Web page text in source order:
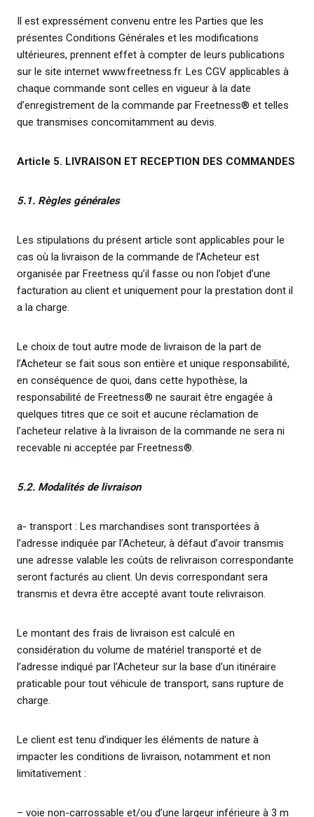
Il est expressément convenu entre les Parties que les
présentes Conditions Générales et les modifications
ultérieures, prennent effet à compter de leurs publications
sur le site internet www.freetness.fr. Les CGV applicables à
chaque commande sont celles en vigueur à la date
d’enregistrement de la commande par Freetness® et telles
que transmises concomitamment au devis.
Article 5. LIVRAISON ET RECEPTION DES COMMANDES
5.1. Règles générales
Les stipulations du présent article sont applicables pour le
cas où la livraison de la commande de l’Acheteur est
organisée par Freetness qu’il fasse ou non l’objet d’une
facturation au client et uniquement pour la prestation dont il
a la charge.
Le choix de tout autre mode de livraison de la part de
l’Acheteur se fait sous son entière et unique responsabilité,
en conséquence de quoi, dans cette hypothèse, la
responsabilité de Freetness® ne saurait être engagée à
quelques titres que ce soit et aucune réclamation de
l’acheteur relative à la livraison de la commande ne sera ni
recevable ni acceptée par Freetness®.
5.2. Modalités de livraison
a- transport : Les marchandises sont transportées à
l’adresse indiquée par l’Acheteur, à défaut d’avoir transmis
une adresse valable les coûts de relivraison correspondante
seront facturés au client. Un devis correspondant sera
transmis et devra être accepté avant toute relivraison.
Le montant des frais de livraison est calculé en
considération du volume de matériel transporté et de
l’adresse indiqué par l’Acheteur sur la base d’un itinéraire
praticable pour tout véhicule de transport, sans rupture de
charge.
Le client est tenu d’indiquer les éléments de nature à
impacter les conditions de livraison, notamment et non
limitativement :
– voie non-carrossable et/ou d’une largeur inférieure à 3 m